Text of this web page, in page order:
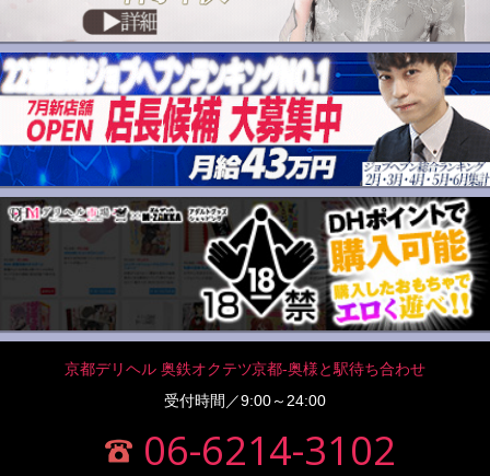
京都デリヘル 奥鉄オクテツ京都-奥様と駅待ち合わせ
受付時間／9:00～24:00
06-6214-3102